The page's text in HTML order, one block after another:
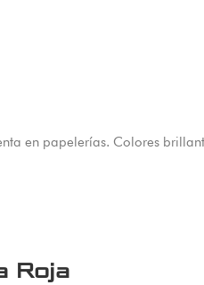
en papelerías. Colores
Roja